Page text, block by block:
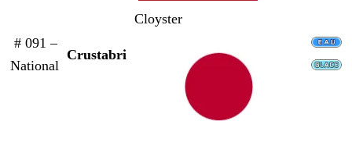
# 091 –
National
Crustabri
Cloyster